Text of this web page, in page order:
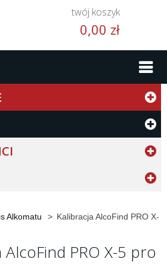
twój koszyk
0,00 zł
Alkomatu > Kalibracja AlcoFind PRO X-
AlcoFind PRO X-5 pro